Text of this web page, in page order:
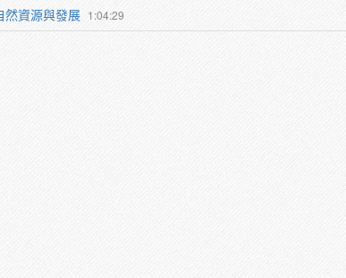
1:04:29
然資源與發展